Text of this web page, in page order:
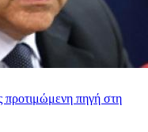
πηγή στη